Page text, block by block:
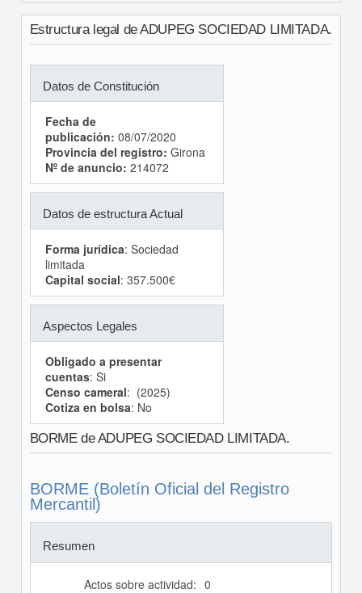
Estructura legal de ADUPEG SOCIEDAD LIMITADA.
Datos de Constitución
Fecha de
publicación: 08/07/2020
Provincia del registro: Girona
Nº de anuncio: 214072
Datos de estructura Actual
Forma jurídica: Sociedad
limitada
Capital social: 357.500€
Aspectos Legales
Obligado a presentar
cuentas: Si
Censo cameral: (2025)
Cotiza en bolsa: No
BORME de ADUPEG SOCIEDAD LIMITADA.
BORME (Boletín Oficial del Registro
Mercantil)
Resumen
Actos sobre actividad: 0